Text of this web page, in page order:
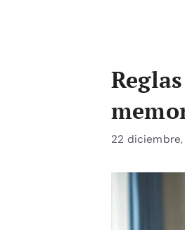
22 diciembre,